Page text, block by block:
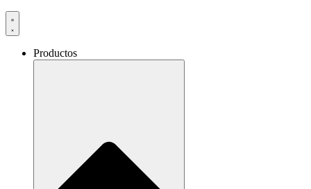
Productos